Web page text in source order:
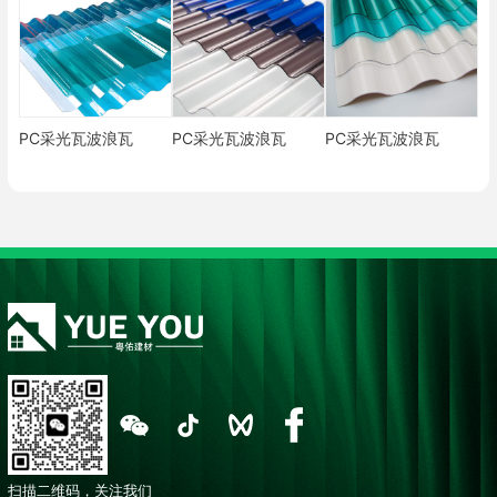
PC采光瓦波浪瓦 PC采光瓦波浪瓦 PC采光瓦波浪瓦
扫描二维码，关注我们